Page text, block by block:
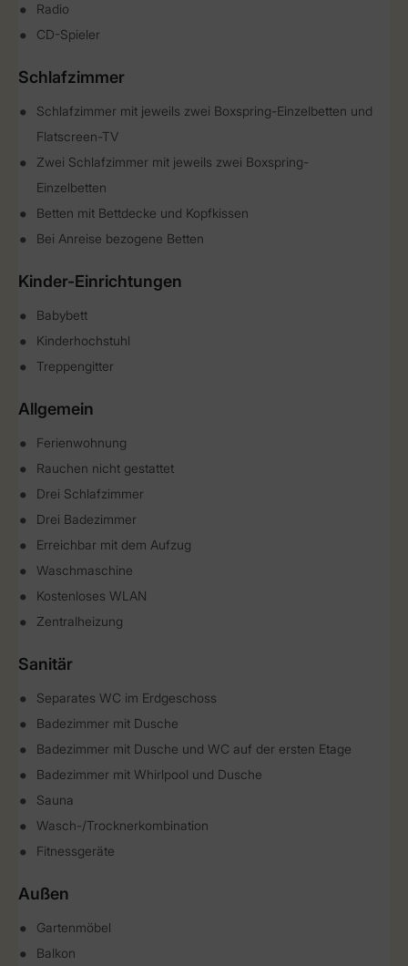
Radio
CD-Spieler
Schlafzimmer
Schlafzimmer mit jeweils zwei Boxspring-Einzelbetten und
Flatscreen-TV
Zwei Schlafzimmer mit jeweils zwei Boxspring-
Einzelbetten
Betten mit Bettdecke und Kopfkissen
Bei Anreise bezogene Betten
Kinder-Einrichtungen
Babybett
Kinderhochstuhl
Treppengitter
Allgemein
Ferienwohnung
Rauchen nicht gestattet
Drei Schlafzimmer
Drei Badezimmer
Erreichbar mit dem Aufzug
Waschmaschine
Kostenloses WLAN
Zentralheizung
Sanitär
Separates WC im Erdgeschoss
Badezimmer mit Dusche
Badezimmer mit Dusche und WC auf der ersten Etage
Badezimmer mit Whirlpool und Dusche
Sauna
Wasch-/Trocknerkombination
Fitnessgeräte
Außen
Gartenmöbel
Balkon